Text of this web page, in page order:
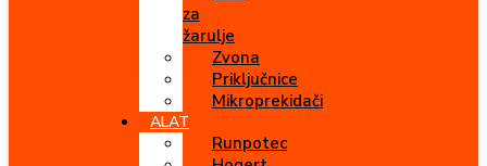
za
žarulje
Zvona
Priključnice
Mikroprekidači
ALAT
Runpotec